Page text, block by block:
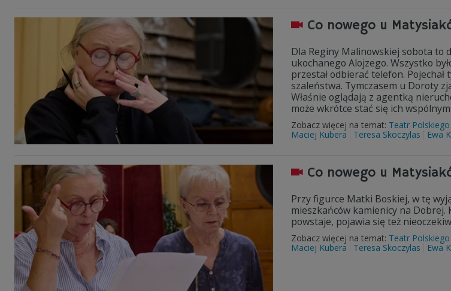
Co nowego u
Dla Reginy Malinowskiej sobota to
ukochanego Alojzego. Wszystko
przestał odbierać telefon.
szaleństwa. Tymczasem u Doroty
Właśnie oglądają z agentką
może wkrótce stać się ich
Zobacz więcej na temat: Teatr Polskiego
Maciej Kubera
Teresa Skoczylas Ewa
Co nowego u
Przy figurce Matki Boskiej, w tę
mieszkańców kamienicy na
powstaje, pojawia się też
Zobacz więcej na temat: Teatr Polskiego
Maciej Kubera
Teresa Skoczylas Ewa